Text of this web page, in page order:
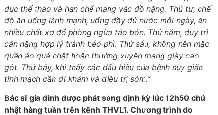
dục thể thao và hạn chế mang vác đồ nặng. Thứ tư, chế
độ ăn uống lành mạnh, uống đầy đủ nước mỗi ngày, ăn
nhiều chất xơ để phòng ngừa táo bón. Thứ năm, duy trì
cân nặng hợp lý tránh béo phì. Thứ sáu, không nên mặc
quần áo quá chật hoặc thường xuyên mang giày cao
gót. Thứ bảy, khi thấy các dấu hiệu của bệnh suy giãn
tĩnh mạch cần đi khám và điều trị sớm.”
Bác sĩ gia đình được phát sóng định kỳ lúc 12h50 chủ
nhật hàng tuần trên kênh THVL1. Chương trình do